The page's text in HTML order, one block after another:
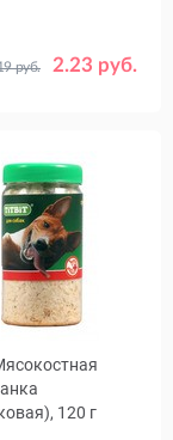
2.23 руб.
руб.
1 18
05.11.26
120 г